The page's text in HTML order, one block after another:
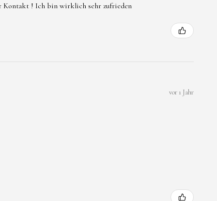
Kontakt ! Ich bin wirklich sehr zufrieden
vor 1 Jahr